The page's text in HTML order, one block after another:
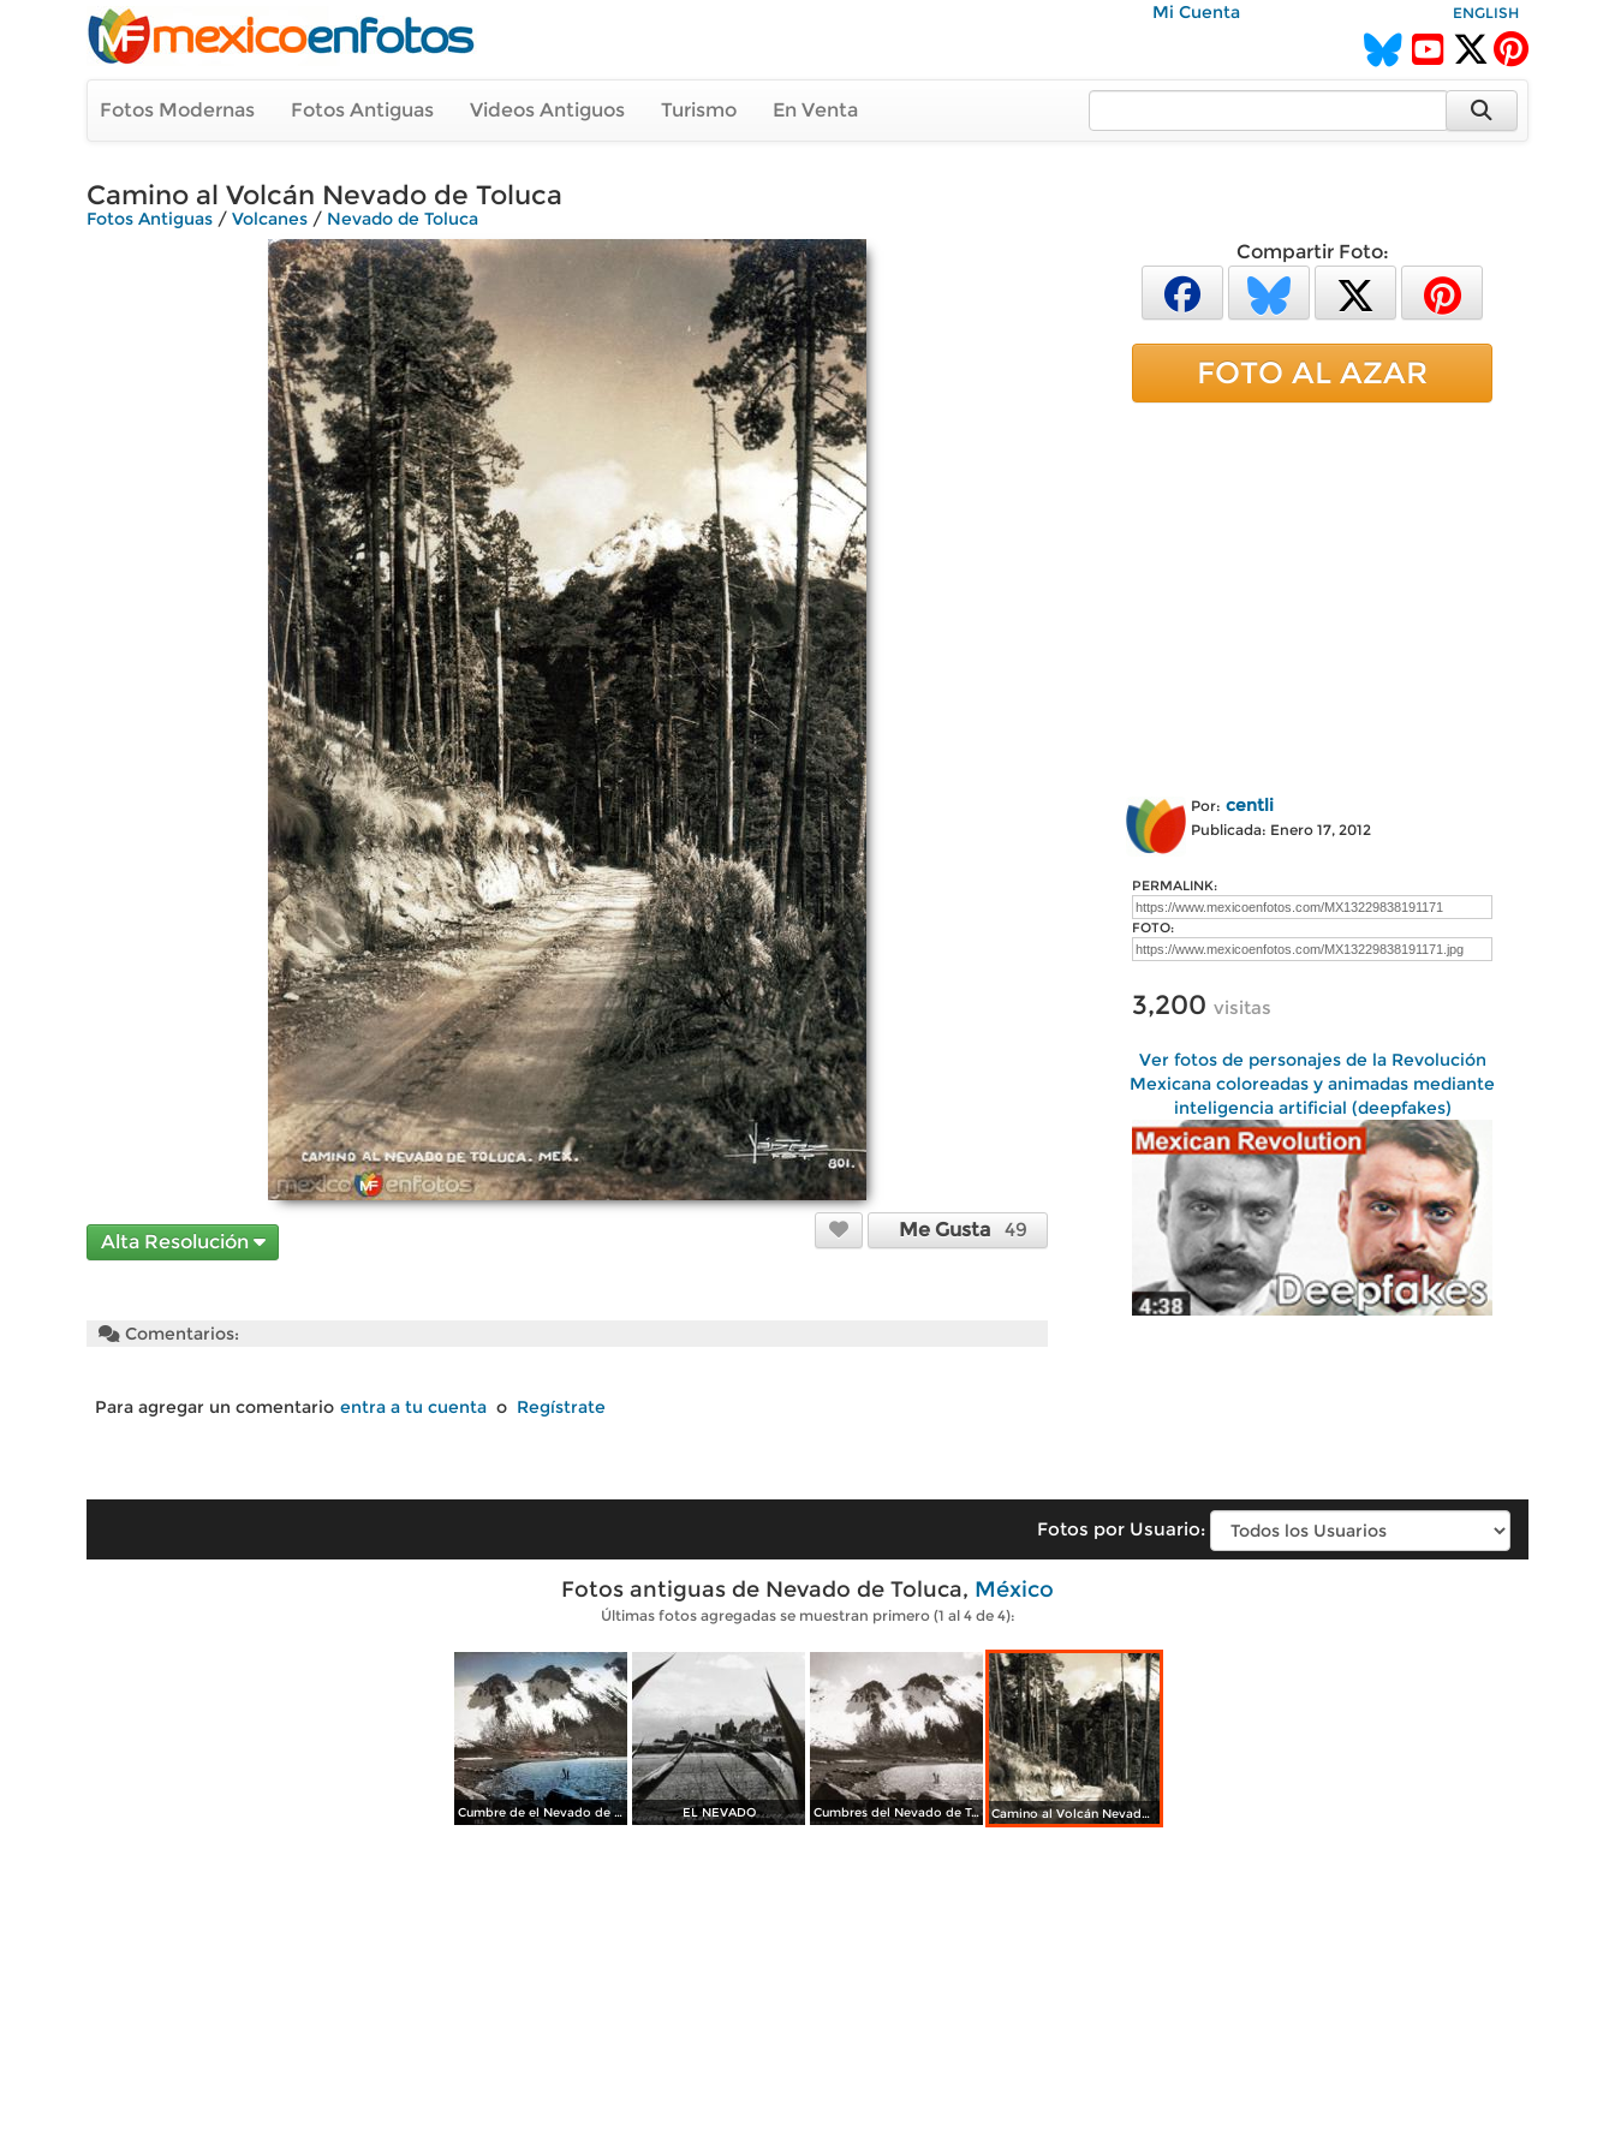
Mi Cuenta ENGLISH
Fotos Modernas Fotos Antiguas Videos Antiguos Turismo En Venta
Camino al Volcán Nevado de Toluca
Fotos Antiguas / Volcanes / Nevado de Toluca
Alta Resolución
Me Gusta 49
Comentarios:
Para agregar un comentario entra a tu cuenta o Regístrate
Compartir Foto:
FOTO AL AZAR
Por: centli
Publicada: Enero 17, 2012
PERMALINK:
FOTO:
3,200 visitas
Ver fotos de personajes de la Revolución
Mexicana coloreadas y animadas mediante
inteligencia artificial (deepfakes)
Fotos por Usuario:
Fotos antiguas de Nevado de Toluca, México
Últimas fotos agregadas se muestran primero (1 al 4 de 4):
Cumbre de el Nevado de Toluca o Volcan Xinantecatl. EL NEVADO Cumbres del Nevado de Toluca Camino al Volcán Nevado de Toluca